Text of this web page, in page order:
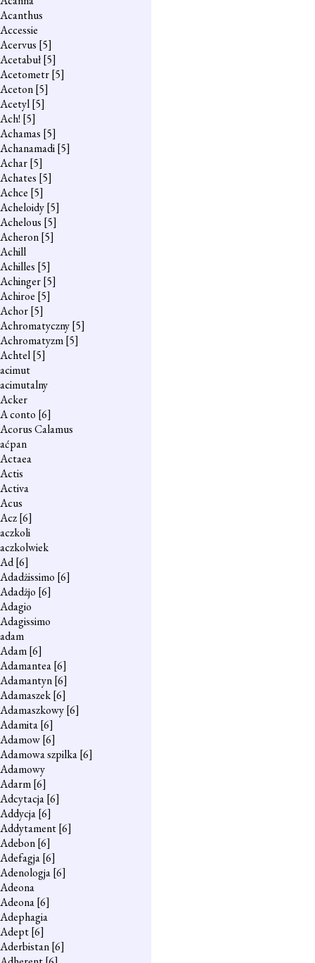
Acanthus
Accessie
Acervus [5]
Acetabuł[5]
Acetometr[5]
Aceton[5]
Acetyl[5]
Ach! [5]
Achamas [5]
Achanamadi[5]
Achar[5]
Achates [5]
Achce [5]
Acheloidy[5]
Achelous [5]
Acheron[5]
Achill
Achilles [5]
Achinger[5]
Achiroe [5]
Achor[5]
Achromatyczny[5]
Achromatyzm[5]
Achtel[5]
acimut
acimutalny
Acker
A conto [6]
Acorus Calamus
aćpan
Actaea
Actis
Activa
Acus
Acz[6]
aczkoli
aczkolwiek
Ad[6]
Adadżissimo [6]
Adadżjo [6]
Adagio
Adagissimo
adam
Adam[6]
Adamantea[6]
Adamantyn[6]
Adamaszek[6]
Adamaszkowy[6]
Adamita[6]
Adamow[6]
Adamowa szpilka[6]
Adamowy
Adarm[6]
Adcytacja[6]
Addycja[6]
Addytament[6]
Adebon[6]
Adefagja[6]
Adenologja[6]
Adeona
Adeona[6]
Adephagia
Adept[6]
Aderbistan[6]